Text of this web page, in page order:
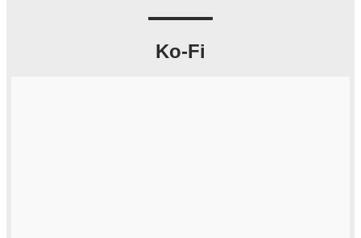
Ko-Fi